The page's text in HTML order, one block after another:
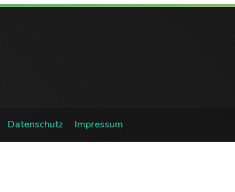
Datenschutz Impressum